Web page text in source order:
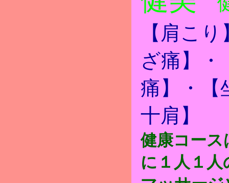
【肩こ
ざ痛】・
痛】・【
十肩】
健康コース
に１人１